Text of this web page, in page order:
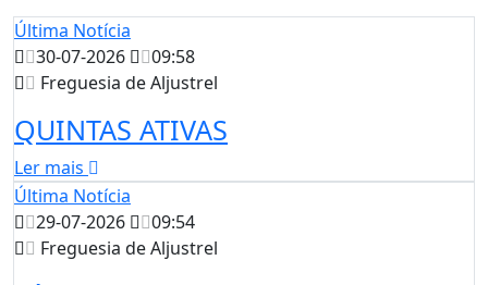
Última Notícia
30-07-2026
09:58
Freguesia de Aljustrel
QUINTAS ATIVAS
Ler mais
Última Notícia
29-07-2026
09:54
Freguesia de Aljustrel